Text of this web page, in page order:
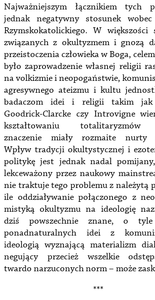
Najważniejszym łącznikiem tych
jednak negatywny stosunek wobec
Rzymskokatolickiego. W większości
związanych z okultyzmem i gnozą
przeistoczenia człowieka w Boga,
było zaprowadzenie własnej religii
na volkizmie i neopogaństwie,
agresywnego ateizmu i kultu
badaczom idei i religii takim jak
Goodrick-Clarcke czy Introvigne
kształtowaniu totalitaryzmów
znaczenie miały rozmaite nurty
Wpływ tradycji okultystycznej i
politykę jest jednak nadal
lekceważony przez naukowy
nie traktuje tego problemu z należytą
ile oddziaływanie połączonego z
mistyką okultyzmu na ideologię
dziś powszechnie znane, o tyle
ponadnaturalnych idei z
ideologią wyznającą materializm
negujący przecież wszelkie
twardo narzuconych norm – może
***